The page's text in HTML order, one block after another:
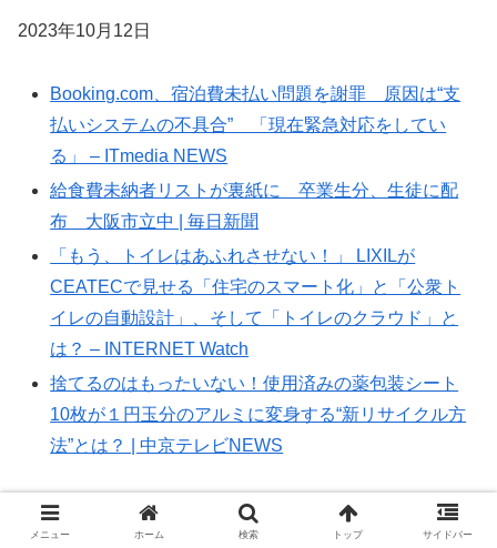
2023年10月12日
Booking.com、宿泊費未払い問題を謝罪 原因は“支
払いシステムの不具合” 「現在緊急対応をしてい
る」 – ITmedia NEWS
給食費未納者リストが裏紙に 卒業生分、生徒に配
布 大阪市立中 | 毎日新聞
「もう、トイレはあふれさせない！」 LIXILが
CEATECで見せる「住宅のスマート化」と「公衆ト
イレの自動設計」、そして「トイレのクラウド」と
は？ – INTERNET Watch
捨てるのはもったいない！使用済みの薬包装シート
10枚が１円玉分のアルミに変身する“新リサイクル方
法”とは？ | 中京テレビNEWS
2023年10月13日
メニュー ホーム 検索 トップ サイドバー